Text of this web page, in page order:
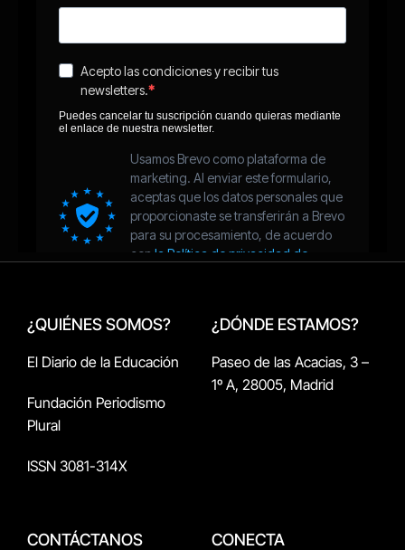
¿QUIÉNES SOMOS?
El Diario de la Educación
Fundación Periodismo
Plural
ISSN 3081-314X
¿DÓNDE ESTAMOS?
Paseo de las Acacias, 3 –
1º A, 28005, Madrid
CONTÁCTANOS CONECTA